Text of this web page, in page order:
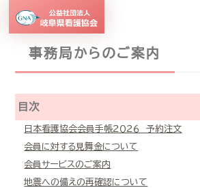
事務局からのご案内
目次
日本看護協会会員手帳２０２６ 予約注文
会員に対する見舞金について
会員サービスのご案内
地震への備えの再確認について